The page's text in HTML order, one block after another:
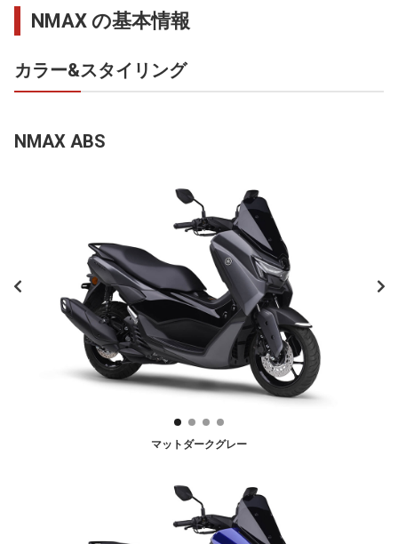
NMAX の基本情報
カラー&スタイリング
NMAX ABS
マットダークグレー